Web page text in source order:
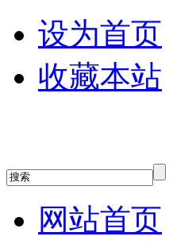
设为首页
收藏本站
网站首页